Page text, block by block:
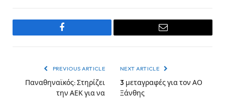
Facebook Email
PREVIOUS ARTICLE
Παναθηναϊκός: Στηρίζει
την ΑΕΚ για να
NEXT ARTICLE
3 μεταγραφές για τον ΑΟ
Ξάνθης